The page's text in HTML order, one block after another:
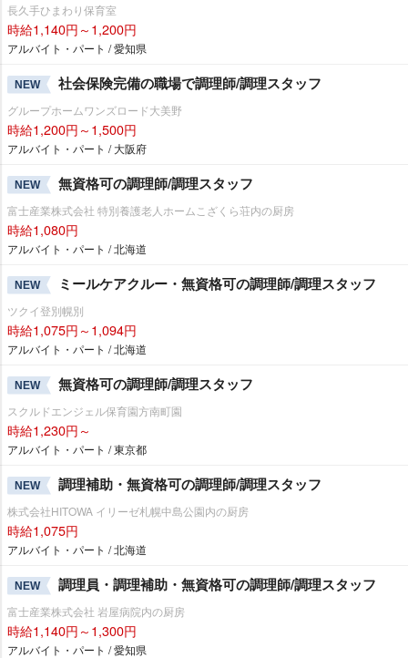
長久手ひまわり保育室
時給1,140円～1,200円
アルバイト・パート / 愛知県
NEW 社会保険完備の職場で調理師/調理スタッフ
グループホームワンズロード大美野
時給1,200円～1,500円
アルバイト・パート / 大阪府
NEW 無資格可の調理師/調理スタッフ
富士産業株式会社 特別養護老人ホームこざくら荘内の厨房
時給1,080円
アルバイト・パート / 北海道
NEW ミールケアクルー・無資格可の調理師/調理スタッフ
ツクイ登別幌別
時給1,075円～1,094円
アルバイト・パート / 北海道
NEW 無資格可の調理師/調理スタッフ
スクルドエンジェル保育園方南町園
時給1,230円～
アルバイト・パート / 東京都
NEW 調理補助・無資格可の調理師/調理スタッフ
株式会社HITOWA イリーゼ札幌中島公園内の厨房
時給1,075円
アルバイト・パート / 北海道
NEW 調理員・調理補助・無資格可の調理師/調理スタッフ
富士産業株式会社 岩屋病院内の厨房
時給1,140円～1,300円
アルバイト・パート / 愛知県